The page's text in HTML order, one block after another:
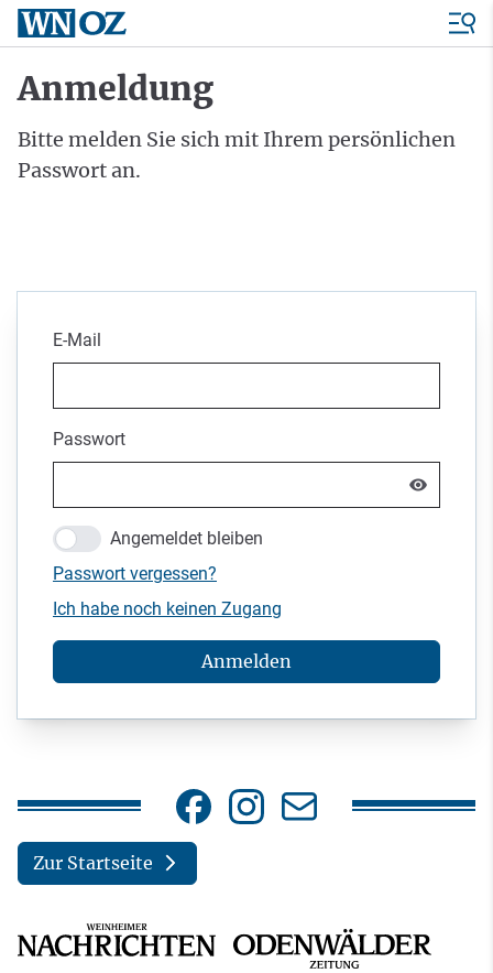
Anmeldung
Bitte melden Sie sich mit Ihrem persönlichen
Passwort an.
E-Mail
Passwort
Angemeldet bleiben
Passwort vergessen?
Ich habe noch keinen Zugang
Anmelden
Zur Startseite